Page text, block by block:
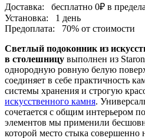
Доставка:
бесплатно 0₽ в
Установка:
1 день
Предоплата:
70% от стоимости
Светлый подоконник из
в столешницу выполнен из
однородную ровную белую
соединяет в себе практичность
системы хранения и строгую
искусственного камня.
сочетается с общим интерьером
элементов мы применили
которой место стыка совершенно